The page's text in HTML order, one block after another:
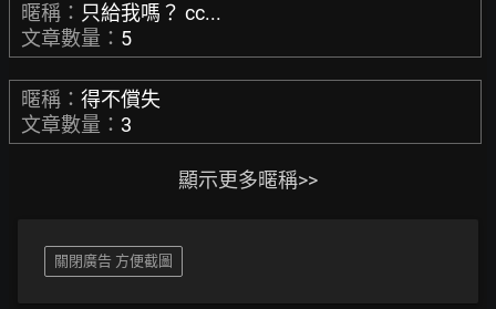
暱稱： 只給我嗎？ cc...
文章數量： 5
暱稱： 得不償失
文章數量： 3
顯示更多暱稱>>
關閉廣告 方便截圖